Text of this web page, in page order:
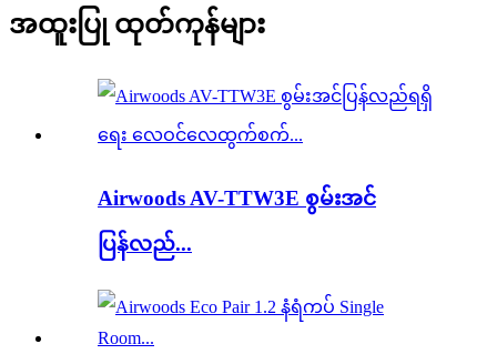
အထူးပြု ထုတ်ကုန်များ
Airwoods AV-TTW3E စွမ်းအင်
ပြန်လည်...